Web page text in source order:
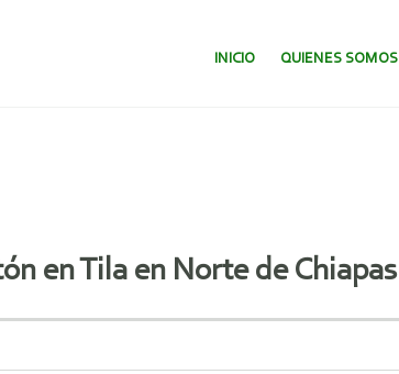
SALTAR AL CONTENIDO.
INICIO QUIENES SOMOS
en Tila en Norte de Chiapas